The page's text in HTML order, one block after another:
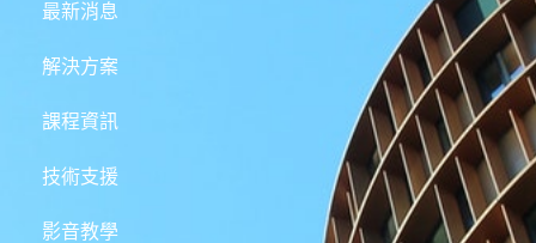
最新消息
解決方案
課程資訊
技術支援
影音教學